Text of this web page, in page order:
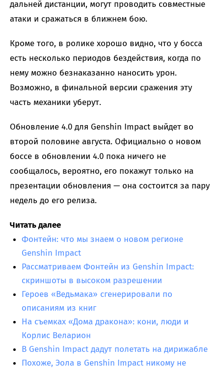
дальней дистанции, могут проводить совместные
атаки и сражаться в ближнем бою.
Кроме того, в ролике хорошо видно, что у босса
есть несколько периодов бездействия, когда по
нему можно безнаказанно наносить урон.
Возможно, в финальной версии сражения эту
часть механики уберут.
Обновление 4.0 для Genshin Impact выйдет во
второй половине августа. Официально о новом
боссе в обновлении 4.0 пока ничего не
сообщалось, вероятно, его покажут только на
презентации обновления — она состоится за пару
недель до его релиза.
Читать далее
Фонтейн: что мы знаем о новом регионе
Genshin Impact
Рассматриваем Фонтейн из Genshin Impact:
скриншоты в высоком разрешении
Героев «Ведьмака» сгенерировали по
описаниям из книг
На съемках «Дома дракона»: кони, люди и
Корлис Веларион
В Genshin Impact дадут полетать на дирижабле
Похоже, Эола в Genshin Impact никому не